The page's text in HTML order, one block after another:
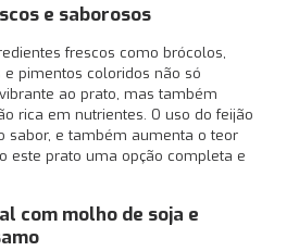
e saborosos
frescos como brócolos,
pimentos coloridos não só
ao prato, mas também
rica em nutrientes. O uso do feijão
sabor, e também aumenta o teor
este prato uma opção completa e
com molho de soja e